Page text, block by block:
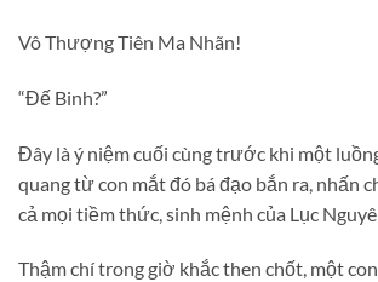
Vô Thượng Tiên Ma Nhãn!
“Đế Binh?”
Đây là ý niệm cuối cùng trước khi một
quang từ con mắt đó bá đạo bắn ra, nhấn
cả mọi tiềm thức, sinh mệnh của Lục
Thậm chí trong giờ khắc then chốt, một